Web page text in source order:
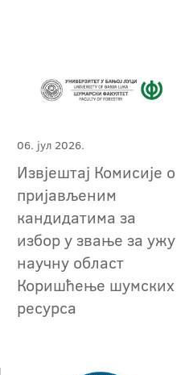
06. јул 2026.
Извјештај Комисије о
пријављеним
кандидатима за
избор у звање за ужу
научну област
Коришћење шумских
ресурса